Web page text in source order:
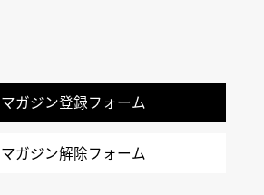
ガジン登録フォーム
ガジン解除フォーム